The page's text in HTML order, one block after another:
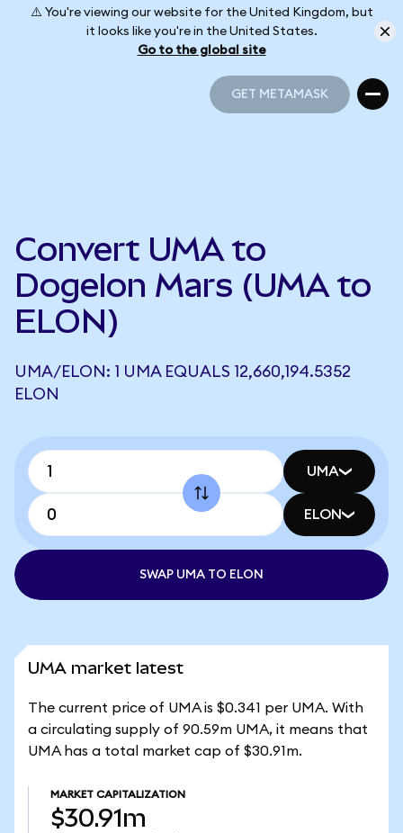
⚠️ You're viewing our website for the United Kingdom, but
it looks like you're in the United States.
Go to the global site
GET METAMASK
Convert UMA to
Dogelon Mars (UMA to
ELON)
UMA/ELON: 1 UMA EQUALS 12,660,194.5352
ELON
UMA
ELON
SWAP UMA TO ELON
UMA market latest
The current price of UMA is $0.341 per UMA. With
a circulating supply of 90.59m UMA, it means that
UMA has a total market cap of $30.91m.
MARKET CAPITALIZATION
$30.91m